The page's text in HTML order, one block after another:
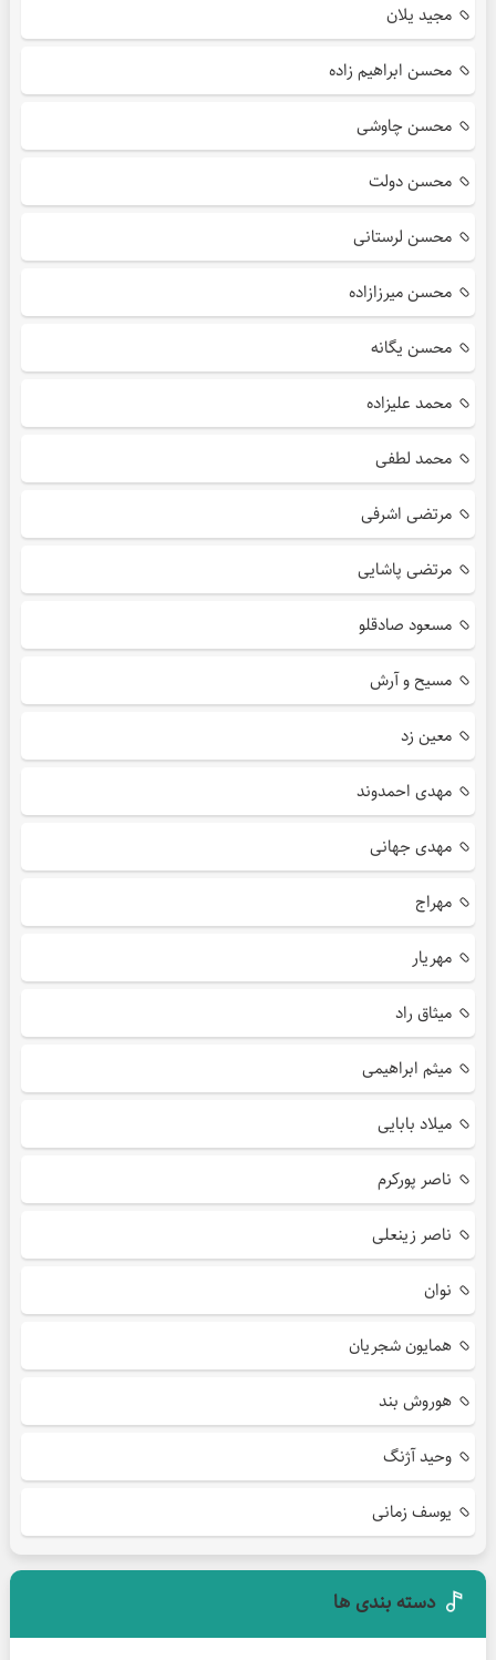
مجید یلان
محسن ابراهیم زاده
محسن چاوشی
محسن دولت
محسن لرستانی
محسن میرزازاده
محسن یگانه
محمد علیزاده
محمد لطفی
مرتضی اشرفی
مرتضی پاشایی
مسعود صادقلو
مسیح و آرش
معین زد
مهدی احمدوند
مهدی جهانی
مهراج
مهریار
میثاق راد
میثم ابراهیمی
میلاد بابایی
ناصر پورکرم
ناصر زینعلی
نوان
همایون شجریان
هوروش بند
وحید آژنگ
یوسف زمانی
دسته بندی ها